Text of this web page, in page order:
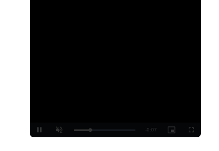
Unmute
100.00%